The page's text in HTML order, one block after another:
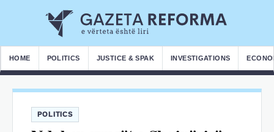
HOME POLITICS JUSTICE & SPAK INVESTIGATIONS
POLITICS